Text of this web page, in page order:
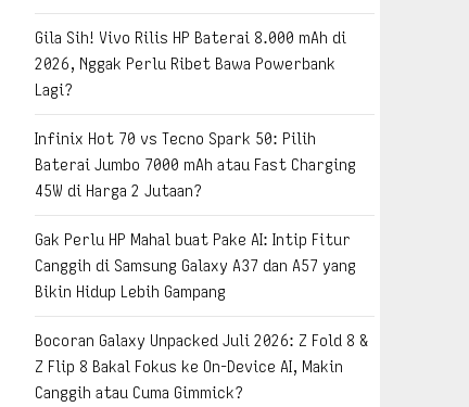
Gila Sih! Vivo Rilis HP Baterai 8.000 mAh di
2026, Nggak Perlu Ribet Bawa Powerbank
Lagi?
Infinix Hot 70 vs Tecno Spark 50: Pilih
Baterai Jumbo 7000 mAh atau Fast Charging
45W di Harga 2 Jutaan?
Gak Perlu HP Mahal buat Pake AI: Intip Fitur
Canggih di Samsung Galaxy A37 dan A57 yang
Bikin Hidup Lebih Gampang
Bocoran Galaxy Unpacked Juli 2026: Z Fold 8 &
Z Flip 8 Bakal Fokus ke On-Device AI, Makin
Canggih atau Cuma Gimmick?